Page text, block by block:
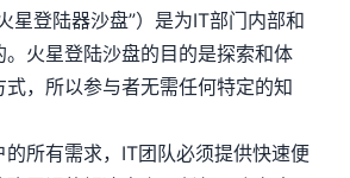
星登陆器沙盘”）是为IT部门内部和
。火星登陆沙盘的目的是探索和体
，所以参与者无需任何特定的知
所有需求，IT团队必须提供快速便